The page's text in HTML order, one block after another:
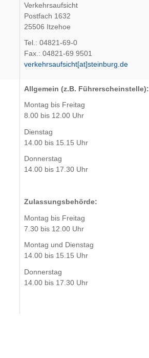
Verkehrsaufsicht
Postfach 1632
25506 Itzehoe
Tel.: 04821-69-0
Fax.: 04821-69 9501
verkehrsaufsicht[at]steinburg.de
Allgemein (z.B. Führerscheinstelle):
Montag bis Freitag
8.00 bis 12.00 Uhr
Dienstag
14.00 bis 15.15 Uhr
Donnerstag
14.00 bis 17.30 Uhr
Zulassungsbehörde:
Montag bis Freitag
7.30 bis 12.00 Uhr
Montag und Dienstag
14.00 bis 15.15 Uhr
Donnerstag
14.00 bis 17.30 Uhr